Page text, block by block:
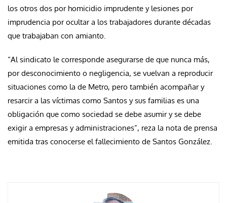
los otros dos por homicidio imprudente y lesiones por
imprudencia por ocultar a los trabajadores durante décadas
que trabajaban con amianto.
“Al sindicato le corresponde asegurarse de que nunca más,
por desconocimiento o negligencia, se vuelvan a reproducir
situaciones como la de Metro, pero también acompañar y
resarcir a las víctimas como Santos y sus familias es una
obligación que como sociedad se debe asumir y se debe
exigir a empresas y administraciones”, reza la nota de prensa
emitida tras conocerse el fallecimiento de Santos González.